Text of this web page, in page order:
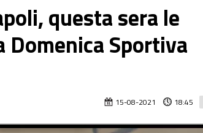
questa sera le
Sportiva
15-08-2021 18:45